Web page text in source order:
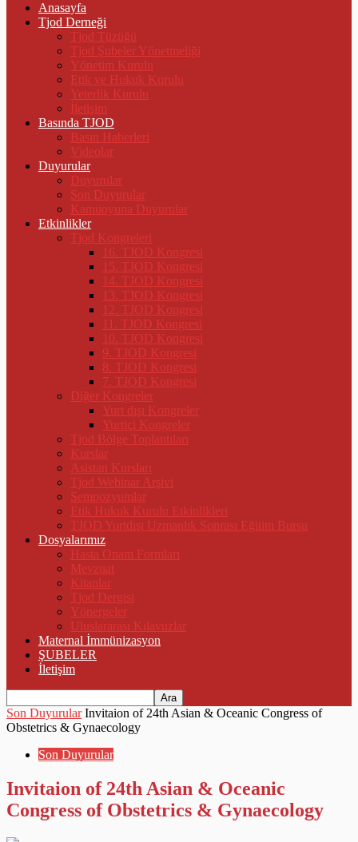
Anasayfa
Tjod Derneği
Tjod Tüzüğü
Tjod Şubeler Yönetmeliği
Yönetim Kurulu
Etik ve Hukuk Kurulu
Yeterlik Kurulu
İletişim
Basında TJOD
Basın Haberleri
Videolar
Duyurular
Duyurular
Son Duyurular
Kamuoyuna Duyurular
Etkinlikler
Tjod Kongreleri
16. TJOD Kongresi
15. TJOD Kongresi
14. TJOD Kongresi
13. TJOD Kongresi
12. TJOD Kongresi
11. TJOD Kongresi
10. TJOD Kongresi
9. TJOD Kongresi
8. TJOD Kongresi
7. TJOD Kongresi
Diğer Kongreler
Yurt dışı Kongreler
Yurtiçi Kongreler
Tjod Bölge Toplantıları
Kurslar
Asistan Kursları
Tjod Webinar Arşivi
Sempozyumlar
Etik Hukuk Kurulu Etkinlikleri
TJOD Yurtdışı Uzmanlık Sonrası Eğitim Bursu
Dosyalarımız
Hasta Onam Formları
Mevzuat
Kitaplar
Tjod Dergisi
Yönergeler
Uluslararası Kılavuzlar
Maternal İmmünizasyon
ŞUBELER
İletişim
Son Duyurular Invitaion of 24th Asian & Oceanic Congress of
Obstetrics & Gynaecology
Son Duyurular
Invitaion of 24th Asian & Oceanic
Congress of Obstetrics & Gynaecology